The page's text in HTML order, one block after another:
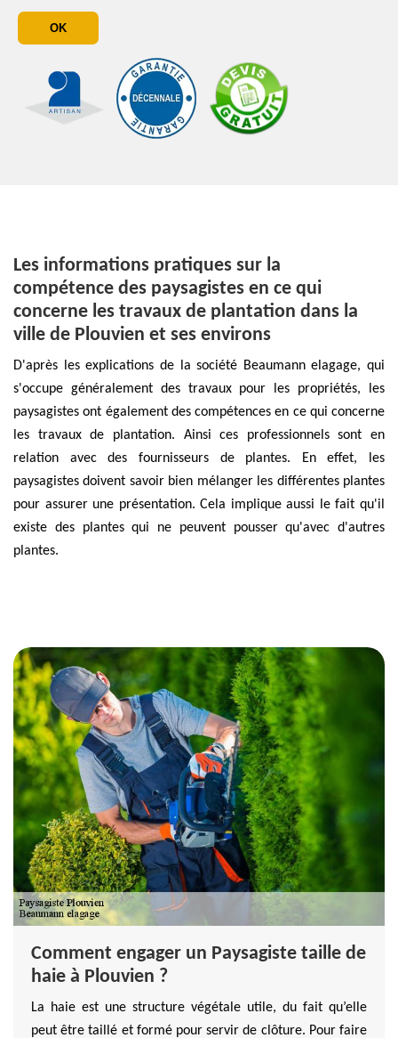
Les informations pratiques sur la
compétence des paysagistes en ce qui
concerne les travaux de plantation dans la
ville de Plouvien et ses environs
D'après les explications de la société Beaumann elagage, qui
s'occupe généralement des travaux pour les propriétés, les
paysagistes ont également des compétences en ce qui concerne
les travaux de plantation. Ainsi ces professionnels sont en
relation avec des fournisseurs de plantes. En effet, les
paysagistes doivent savoir bien mélanger les différentes plantes
pour assurer une présentation. Cela implique aussi le fait qu'il
existe des plantes qui ne peuvent pousser qu'avec d'autres
plantes.
Comment engager un Paysagiste taille de
haie à Plouvien ?
La haie est une structure végétale utile, du fait qu’elle
peut être taillé et formé pour servir de clôture. Pour faire